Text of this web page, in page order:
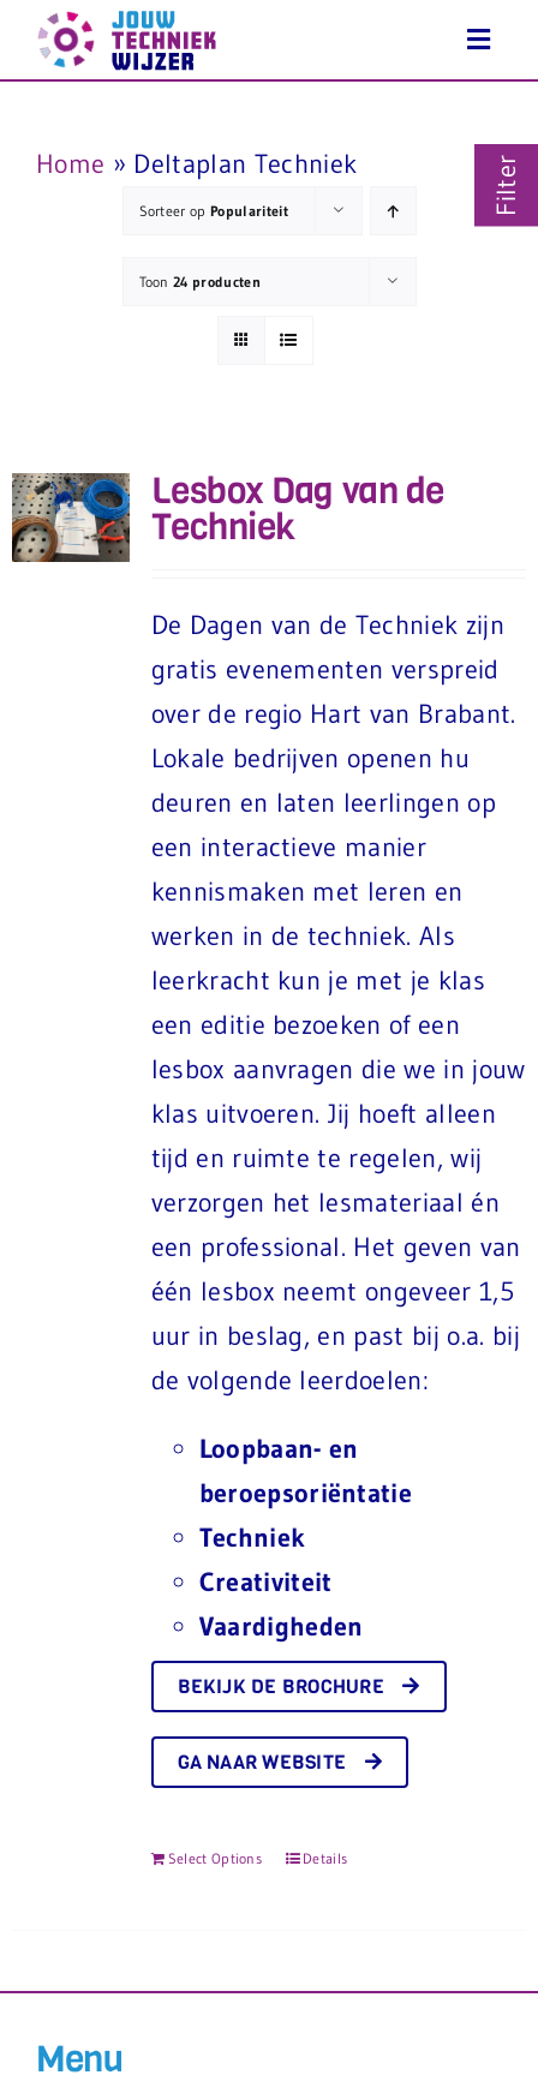
naar
Home » Deltaplan Techniek
Sorteer opPopulariteit
Toon24 producten
Lesbox Dag van de
Techniek
De Dagen van de Techniek zijn
gratis evenementen verspreid
over de regio Hart van Brabant.
Lokale bedrijven openen hu
deuren en laten leerlingen op
een interactieve manier
kennismaken met leren en
werken in de techniek. Als
leerkracht kun je met je klas
een editie bezoeken of een
lesbox aanvragen die we in jouw
klas uitvoeren. Jij hoeft alleen
tijd en ruimte te regelen, wij
verzorgen het lesmateriaal én
een professional. Het geven van
één lesbox neemt ongeveer 1,5
uur in beslag, en past bij o.a. bij
de volgende leerdoelen:
Loopbaan- en
beroepsoriëntatie
Techniek
Creativiteit
Vaardigheden
BEKIJK DE BROCHURE
GA NAAR WEBSITE
Select Options Details
Menu
Filter